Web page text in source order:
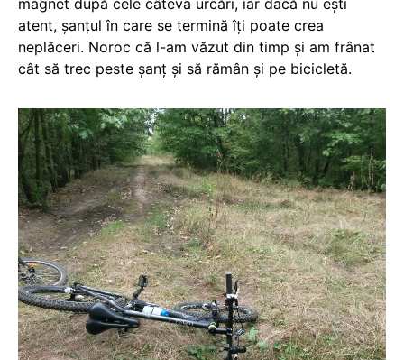
magnet după cele câteva urcări, iar dacă nu ești
atent, șanțul în care se termină îți poate crea
neplăceri. Noroc că l-am văzut din timp și am frânat
cât să trec peste șanț și să rămân și pe bicicletă.